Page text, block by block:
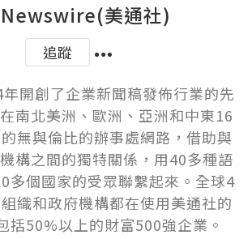
Newswire(美通社)
追蹤
開創了企業新聞稿發佈行業的先
南北美洲、歐洲、亞洲和中東16
無與倫比的辦事處網路，借助與
構之間的獨特關係，用40多種語
多個國家的受眾聯繫起來。全球4
織和政府機構都在使用美通社的
括50%以上的財富500強企業。